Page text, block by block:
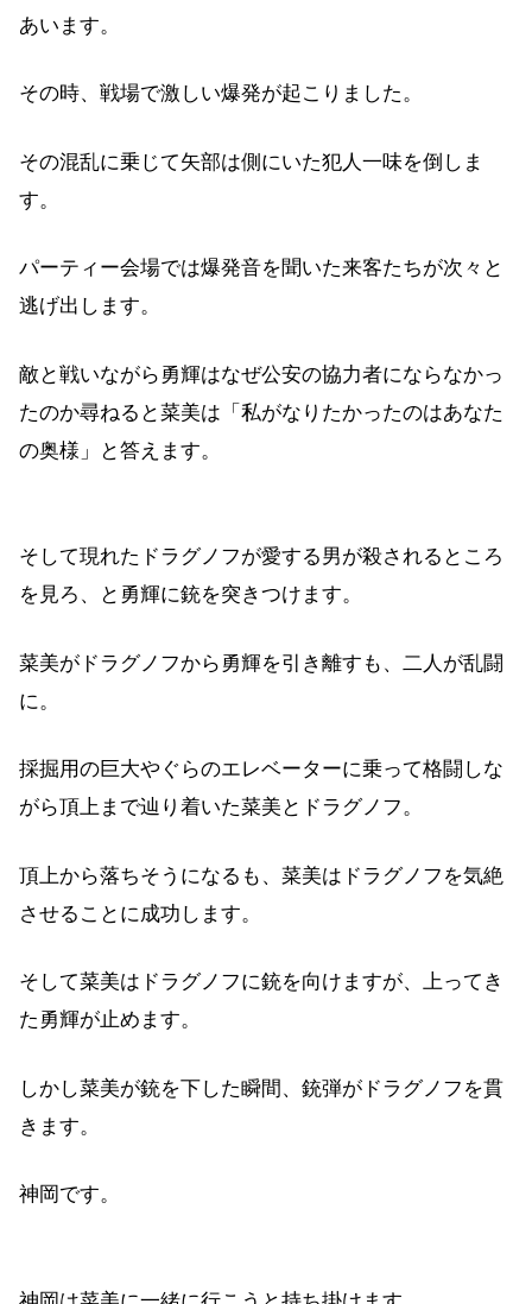
あいます。
その時、戦場で激しい爆発が起こりました。
その混乱に乗じて矢部は側にいた犯人一味を倒しま
す。
パーティー会場では爆発音を聞いた来客たちが次々と
逃げ出します。
敵と戦いながら勇輝はなぜ公安の協力者にならなかっ
たのか尋ねると菜美は「私がなりたかったのはあなた
の奥様」と答えます。
そして現れたドラグノフが愛する男が殺されるところ
を見ろ、と勇輝に銃を突きつけます。
菜美がドラグノフから勇輝を引き離すも、二人が乱闘
に。
採掘用の巨大やぐらのエレベーターに乗って格闘しな
がら頂上まで辿り着いた菜美とドラグノフ。
頂上から落ちそうになるも、菜美はドラグノフを気絶
させることに成功します。
そして菜美はドラグノフに銃を向けますが、上ってき
た勇輝が止めます。
しかし菜美が銃を下した瞬間、銃弾がドラグノフを貫
きます。
神岡です。